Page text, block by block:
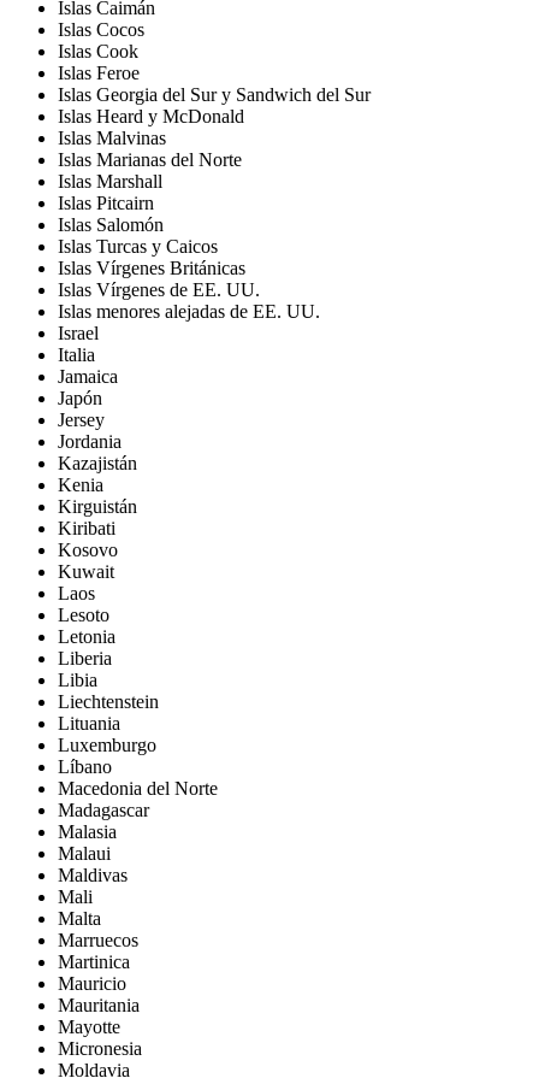
Islas Caimán
Islas Cocos
Islas Cook
Islas Feroe
Islas Georgia del Sur y Sandwich del Sur
Islas Heard y McDonald
Islas Malvinas
Islas Marianas del Norte
Islas Marshall
Islas Pitcairn
Islas Salomón
Islas Turcas y Caicos
Islas Vírgenes Británicas
Islas Vírgenes de EE. UU.
Islas menores alejadas de EE. UU.
Israel
Italia
Jamaica
Japón
Jersey
Jordania
Kazajistán
Kenia
Kirguistán
Kiribati
Kosovo
Kuwait
Laos
Lesoto
Letonia
Liberia
Libia
Liechtenstein
Lituania
Luxemburgo
Líbano
Macedonia del Norte
Madagascar
Malasia
Malaui
Maldivas
Mali
Malta
Marruecos
Martinica
Mauricio
Mauritania
Mayotte
Micronesia
Moldavia